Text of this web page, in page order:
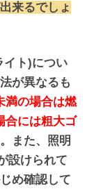
来るでしょ
イト)につい
が異なるも
満の場合は燃
合には粗大ゴ
また、照明
設けられて
め確認して